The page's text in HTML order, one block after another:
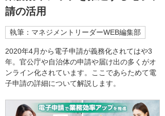
請の活用
執筆：マネジメントリーダーWEB編集部
2020年4月から電子申請が義務化されてはや3
年。官公庁や自治体の申請や届け出の多くがオ
ンライン化されています。ここであらためて電
子申請の詳細について解説します。